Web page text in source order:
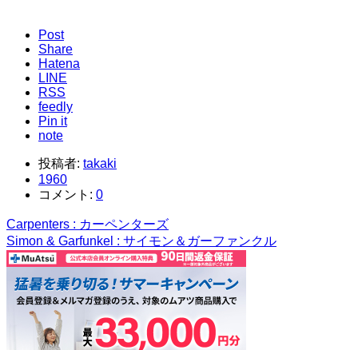
Post
Share
Hatena
LINE
RSS
feedly
Pin it
note
投稿者: takaki
1960
コメント: 0
Carpenters : カーペンターズ
Simon & Garfunkel : サイモン＆ガーファンクル